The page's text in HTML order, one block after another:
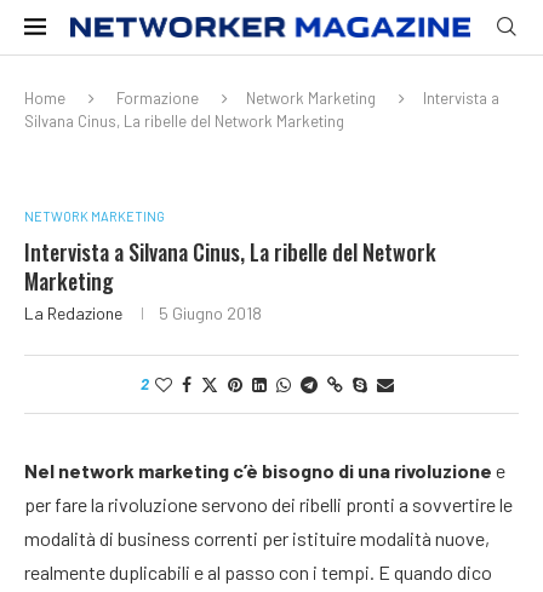
Home Formazione Network Marketing
Intervista a
Silvana Cinus, La ribelle del Network Marketing
NETWORK MARKETING
Intervista a Silvana Cinus, La ribelle del Network
Marketing
La Redazione 5 Giugno 2018
2
Nel network marketing c’è bisogno di una rivoluzione e
per fare la rivoluzione servono dei ribelli pronti a sovvertire le
modalità di business correnti per istituire modalità nuove,
realmente duplicabili e al passo con i tempi. E quando dico